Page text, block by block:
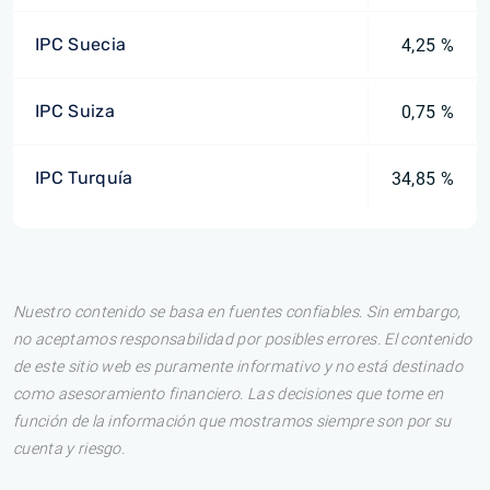
IPC Suecia 4,25 %
IPC Suiza 0,75 %
IPC Turquía 34,85 %
Nuestro contenido se basa en fuentes confiables. Sin embargo,
no aceptamos responsabilidad por posibles errores. El contenido
de este sitio web es puramente informativo y no está destinado
como asesoramiento financiero. Las decisiones que tome en
función de la información que mostramos siempre son por su
cuenta y riesgo.